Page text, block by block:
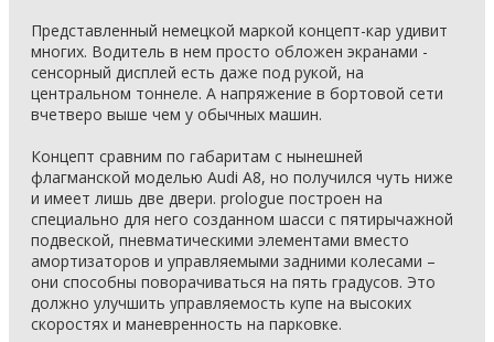
Представленный немецкой маркой концепт-кар удивит
многих. Водитель в нем просто обложен экранами -
сенсорный дисплей есть даже под рукой, на
центральном тоннеле. А напряжение в бортовой сети
вчетверо выше чем у обычных машин.
Концепт сравним по габаритам с нынешней
флагманской моделью Audi A8, но получился чуть ниже
и имеет лишь две двери. prologue построен на
специально для него созданном шасси с пятирычажной
подвеской, пневматическими элементами вместо
амортизаторов и управляемыми задними колесами –
они способны поворачиваться на пять градусов. Это
должно улучшить управляемость купе на высоких
скоростях и маневренность на парковке.